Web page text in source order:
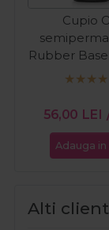
Cupio
Rubber
Collection -
56,00 LEI
Adauga in
Alti